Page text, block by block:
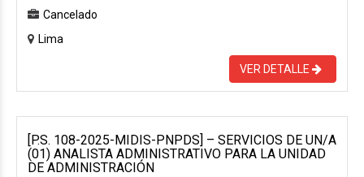
Cancelado
Lima
VER DETALLE
[P.S. 108-2025-MIDIS-PNPDS] – SERVICIOS DE UN/A
(01) ANALISTA ADMINISTRATIVO PARA LA UNIDAD
DE ADMINISTRACIÓN